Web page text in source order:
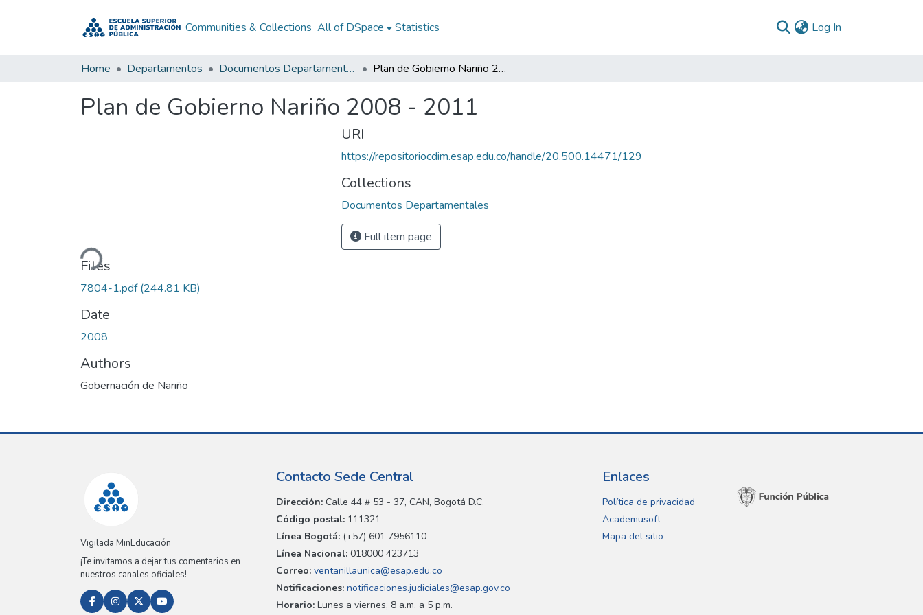
Communities & Collections All of DSpace Statistics Log In
Home Departamentos Documentos Departamentales Plan de Gobierno Nariño 2008 - 2011
Plan de Gobierno Nariño 2008 - 2011
Loading...
Files
7804-1.pdf(244.81 KB)
Date
2008
Authors
Gobernación de Nariño
URI
https://repositoriocdim.esap.edu.co/handle/20.500.14471/129
Collections
Documentos Departamentales
Full item page
Vigilada MinEducación
¡Te invitamos a dejar tus comentarios en
nuestros canales oficiales!
Contacto Sede Central
Dirección: Calle 44 # 53 - 37, CAN, Bogotá D.C.
Código postal: 111321
Línea Bogotá: (+57) 601 7956110
Línea Nacional: 018000 423713
Correo: ventanillaunica@esap.edu.co
Notificaciones: notificaciones.judiciales@esap.gov.co
Horario: Lunes a viernes, 8 a.m. a 5 p.m.
Enlaces
Política de privacidad
Academusoft
Mapa del sitio